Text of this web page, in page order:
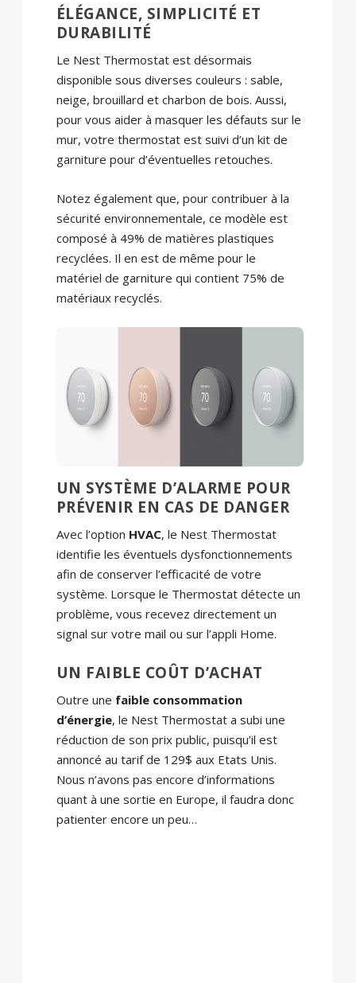
ÉLÉGANCE, SIMPLICITÉ ET
DURABILITÉ
Le Nest Thermostat est désormais
disponible sous diverses couleurs : sable,
neige, brouillard et charbon de bois. Aussi,
pour vous aider à masquer les défauts sur le
mur, votre thermostat est suivi d’un kit de
garniture pour d’éventuelles retouches.
Notez également que, pour contribuer à la
sécurité environnementale, ce modèle est
composé à 49% de matières plastiques
recyclées. Il en est de même pour le
matériel de garniture qui contient 75% de
matériaux recyclés.
UN SYSTÈME D’ALARME POUR
PRÉVENIR EN CAS DE DANGER
Avec l’option HVAC, le Nest Thermostat
identifie les éventuels dysfonctionnements
afin de conserver l’efficacité de votre
système. Lorsque le Thermostat détecte un
problème, vous recevez directement un
signal sur votre mail ou sur l’appli Home.
UN FAIBLE COÛT D’ACHAT
Outre une faible consommation
d’énergie, le Nest Thermostat a subi une
réduction de son prix public, puisqu’il est
annoncé au tarif de 129$ aux Etats Unis.
Nous n’avons pas encore d’informations
quant à une sortie en Europe, il faudra donc
patienter encore un peu…